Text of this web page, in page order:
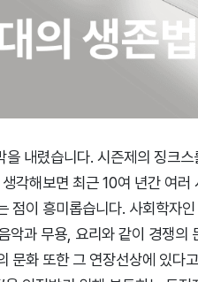
내렸습니다. 시즌제의 징크
각해보면 최근 10여 년간 여러
점이 흥미롭습니다. 사회학자
악과 무용, 요리와 같이 경쟁의
문화 또한 그 연장선상에 있다